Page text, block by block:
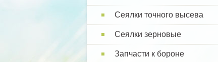
Сеялки точного высева
Сеялки зерновые
Запчасти к бороне